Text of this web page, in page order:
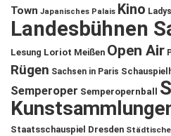
Town Japanisches Palais Kino
Landesbühnen
Lesung Loriot Meißen Open Air
Rügen Sachsen in Paris
Semperoper Semperopernball
Staatsschauspiel Dresden Städtische